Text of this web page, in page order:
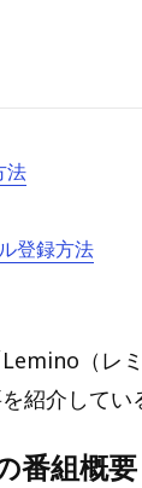
法
登録方法
（レ
紹介してい
番組概要